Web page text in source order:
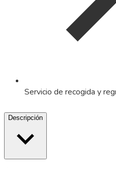
Servicio de recogida y
Descripción